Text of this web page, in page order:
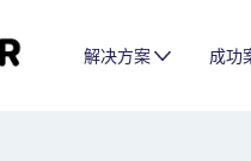
解决方案 成功